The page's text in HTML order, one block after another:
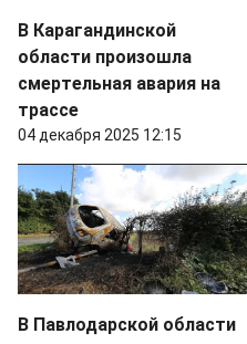
В Карагандинской
области произошла
смертельная авария на
трассе
04 декабря 2025 12:15
В Павлодарской области